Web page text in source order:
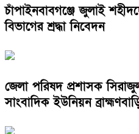
চাঁপাইনবাবগঞ্জে জুলাই
বিভাগের শ্রদ্ধা নিবেদন
জেলা পরিষদ প্রশাসক
সাংবাদিক ইউনিয়ন